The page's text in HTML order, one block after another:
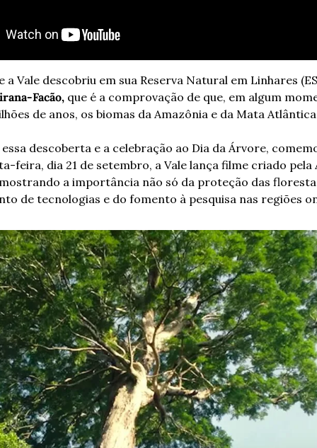
Vale descobriu em sua Reserva Natural em Linhares
Facão, que é a comprovação de que, em algum
de anos, os biomas da Amazônia e da Mata
descoberta e a celebração ao Dia da Árvore,
feira, dia 21 de setembro, a Vale lança filme criado pela
a importância não só da proteção das
de tecnologias e do fomento à pesquisa nas regiões